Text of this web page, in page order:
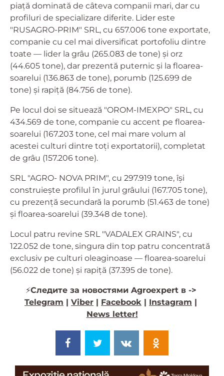
piață dominată de câteva companii mari, dar cu
profiluri de specializare diferite. Lider este
"RUSAGRO-PRIM" SRL, cu 657.006 tone exportate,
companie cu cel mai diversificat portofoliu dintre
toate — lider la grâu (265.083 de tone) și orz
(44.605 tone), dar prezentă puternic și la floarea-
soarelui (136.863 de tone), porumb (125.699 de
tone) și rapiță (84.756 de tone).
Pe locul doi se situează "OROM-IMEXPO" SRL, cu
434.569 de tone, companie cu accent pe floarea-
soarelui (167.203 tone, cel mai mare volum al
acestei culturi dintre toți exportatorii), completat
de grâu (157.206 tone).
SRL "AGRO- NOVA PRIM", cu 297.919 tone, își
construiește profilul în jurul grâului (167.705 tone),
cu prezență secundară la porumb (51.463 de tone)
și floarea-soarelui (39.348 de tone).
Locul patru revine SRL "VADALEX GRAINS", cu
122.052 de tone, singura din top patru concentrată
exclusiv pe culturi oleaginoase — floarea-soarelui
(56.022 de tone) și rapiță (37.395 de tone).
⚡️Следите за новостями Agroexpert в ->
Telegram
Viber Facebook Instagram
News letter!